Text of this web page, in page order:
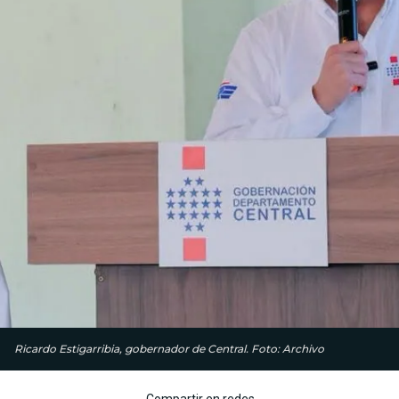
Ricardo Estigarribia, gobernador de Central. Foto: Archivo